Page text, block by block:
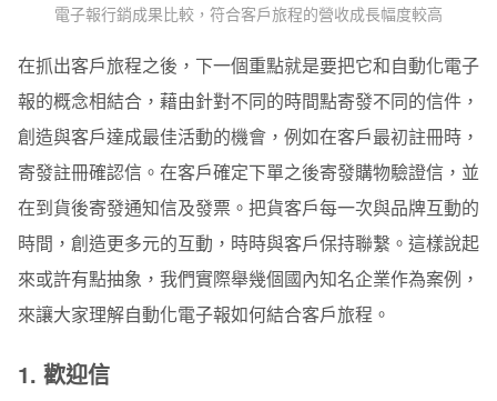
電子報行銷成果比較，符合客戶旅程的營收成長幅度較高
在抓出客戶旅程之後，下一個重點就是要把它和自動化電子
報的概念相結合，藉由針對不同的時間點寄發不同的信件，
創造與客戶達成最佳活動的機會，例如在客戶最初註冊時，
寄發註冊確認信。在客戶確定下單之後寄發購物驗證信，並
在到貨後寄發通知信及發票。把貨客戶每一次與品牌互動的
時間，創造更多元的互動，時時與客戶保持聯繫。這樣說起
來或許有點抽象，我們實際舉幾個國內知名企業作為案例，
來讓大家理解自動化電子報如何結合客戶旅程。
1. 歡迎信